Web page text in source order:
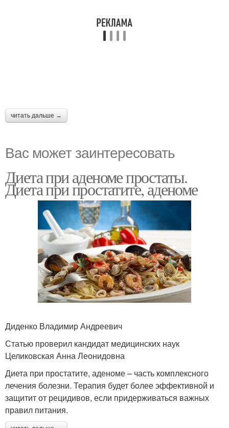
читать дальше →
Вас может заинтересовать
Диета при аденоме простаты.
Диета при простатите, аденоме
Диденко Владимир Андреевич
Статью проверил кандидат медицинских наук
Целиковская Анна Леонидовна
Диета при простатите, аденоме – часть комплексного
лечения болезни. Терапия будет более эффективной и
защитит от рецидивов, если придерживаться важных
правил питания.